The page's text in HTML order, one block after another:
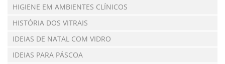
HIGIENE EM AMBIENTES CLÍNICOS
HISTÓRIA DOS VITRAIS
IDEIAS DE NATAL COM VIDRO
IDEIAS PARA PÁSCOA